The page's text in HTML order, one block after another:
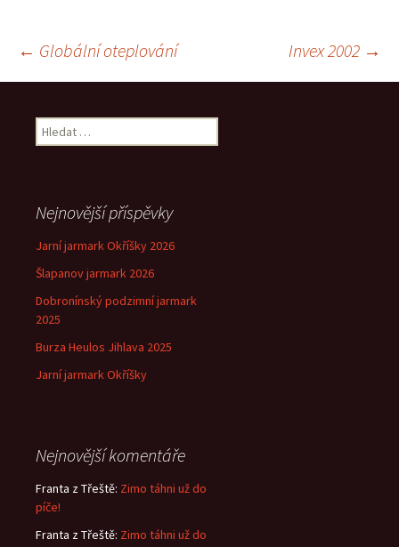
Navigace
pro
← Globální oteplování Invex 2002 →
Vyhledávání
Nejnovější příspěvky
Jarní jarmark Okříšky 2026
Šlapanov jarmark 2026
Dobronínský podzimní jarmark
2025
Burza Heulos Jihlava 2025
Jarní jarmark Okříšky
Nejnovější komentáře
Franta z Třeště: Zimo táhni už do
píče!
Franta z Třeště: Zimo táhni už do